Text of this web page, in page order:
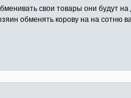
свои товары они будут
обменять корову на на сотню